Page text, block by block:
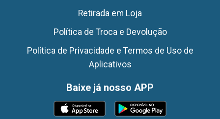
Retirada em Loja
Política de Troca e Devolução
Política de Privacidade e Termos de Uso de
Aplicativos
Baixe já nosso APP